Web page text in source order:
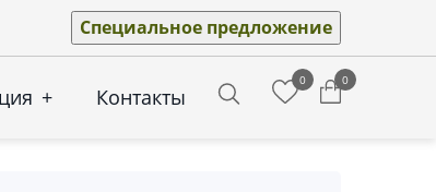
Специальное предложение
+ Контакты
0 0